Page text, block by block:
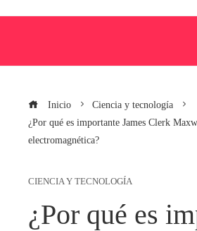
Inicio
Ciencia y tecnología
¿Por qué es importante James Clerk
electromagnética?
CIENCIA Y TECNOLOGÍA
¿Por qué es